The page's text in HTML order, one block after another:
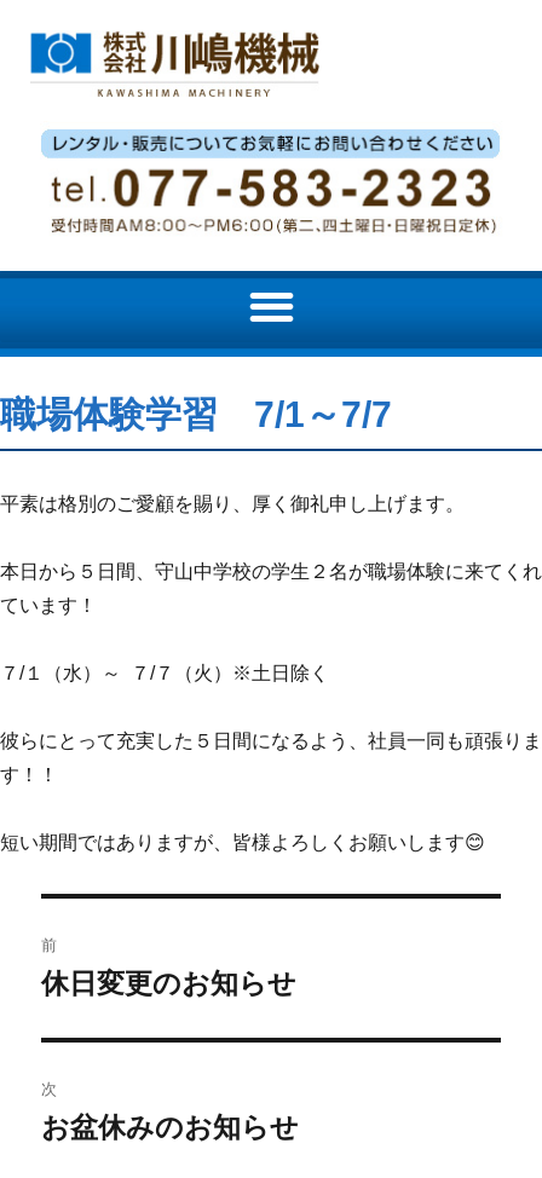
職場体験学習 7/1～7/7
平素は格別のご愛顧を賜り、厚く御礼申し上げます。
本日から５日間、守山中学校の学生２名が職場体験に来てくれ
ています！
７/１（水）～ ７/７（火）※土日除く
彼らにとって充実した５日間になるよう、社員一同も頑張りま
す！！
短い期間ではありますが、皆様よろしくお願いします😊
前
休日変更のお知らせ
次
お盆休みのお知らせ